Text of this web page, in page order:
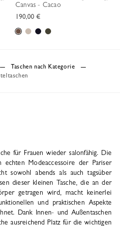
Canvas - Cacao
190,00 €
Taschen nach Kategorie
für Frauen wieder salonfähig. Die
Modeaccessoire der Pariser
sowohl abends als auch tagsüber
dieser kleinen Tasche, die an der
getragen wird, macht keinerlei
und praktischen Aspekte
Dank Innen- und Außentaschen
ausreichend Platz für die wichtigen